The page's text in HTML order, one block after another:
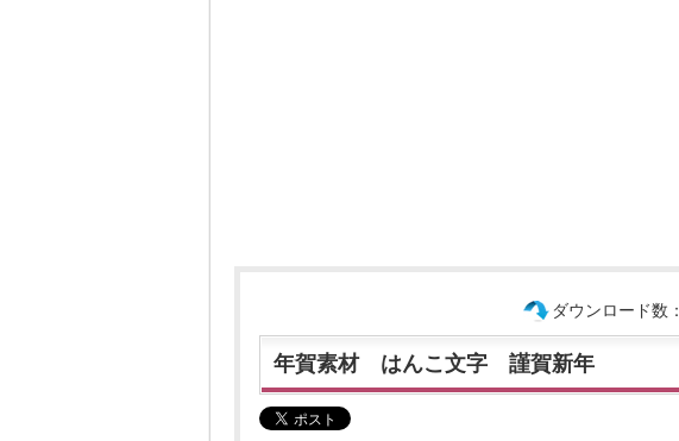
ダウンロード数：
年賀素材 はんこ文字 謹賀新年